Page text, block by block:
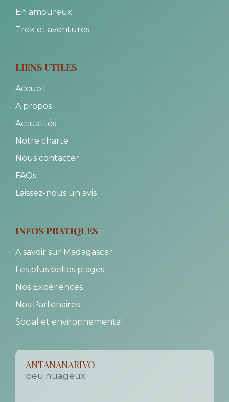
En amoureux
Trek et aventures
LIENS UTILES
Accueil
A propos
Actualités
Notre charte
Nous contacter
FAQs
Laissez-nous un avis
INFOS PRATIQUES
A savoir sur Madagascar
Les plus belles plages
Nos Expériences
Nos Partenaires
Social et environnemental
ANTANANARIVO
peu nuageux